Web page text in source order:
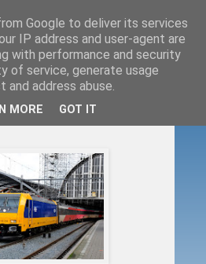
okat vesz az NS
Google to deliver its services
IP address and user-agent are
with performance and security
of service, generate usage
address abuse.
MORE GOT IT